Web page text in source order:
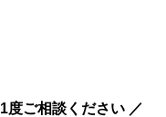
1度ご相談ください ／